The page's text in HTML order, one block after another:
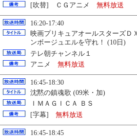
[吹替] ＣＧアニメ 無料放送
16:20-17:40
映画プリキュアオールスターズ
ンボージュエルを守れ！ (10日)
テレ朝チャンネル１
アニメ 無料放送
16:45-18:30
沈黙の鎮魂歌 (09米・加)
ＩＭＡＧＩＣＡ ＢＳ
[字幕] 無料放送
16:45-18:45